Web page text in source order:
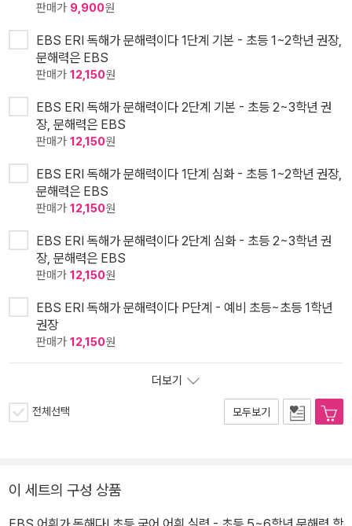
판매가 9,900원
EBS ERI 독해가 문해력이다 1단계 기본 - 초등 1~2학년 권장,
문해력은 EBS
판매가 12,150원
EBS ERI 독해가 문해력이다 2단계 기본 - 초등 2~3학년 권
장, 문해력은 EBS
판매가 12,150원
EBS ERI 독해가 문해력이다 1단계 심화 - 초등 1~2학년 권장,
문해력은 EBS
판매가 12,150원
EBS ERI 독해가 문해력이다 2단계 심화 - 초등 2~3학년 권
장, 문해력은 EBS
판매가 12,150원
EBS ERI 독해가 문해력이다 P단계 - 예비 초등~초등 1학년
권장
판매가 12,150원
더보기
전체선택 모두보기
이 세트의 구성 상품